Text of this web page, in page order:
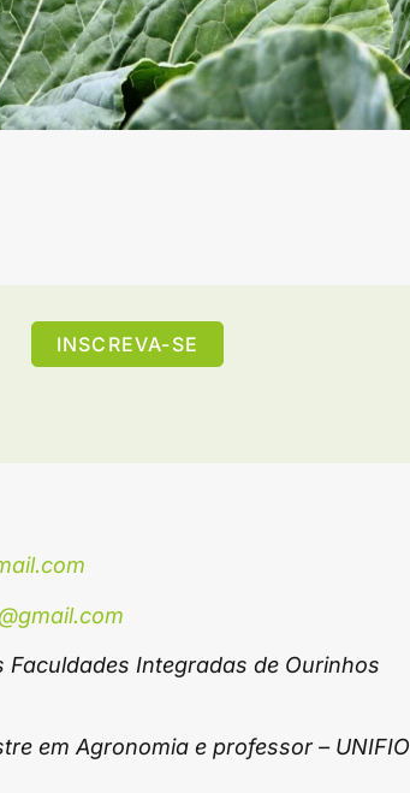
INSCREVA-SE
Integradas de Ourinhos
em Agronomia e professor – UNIFIO